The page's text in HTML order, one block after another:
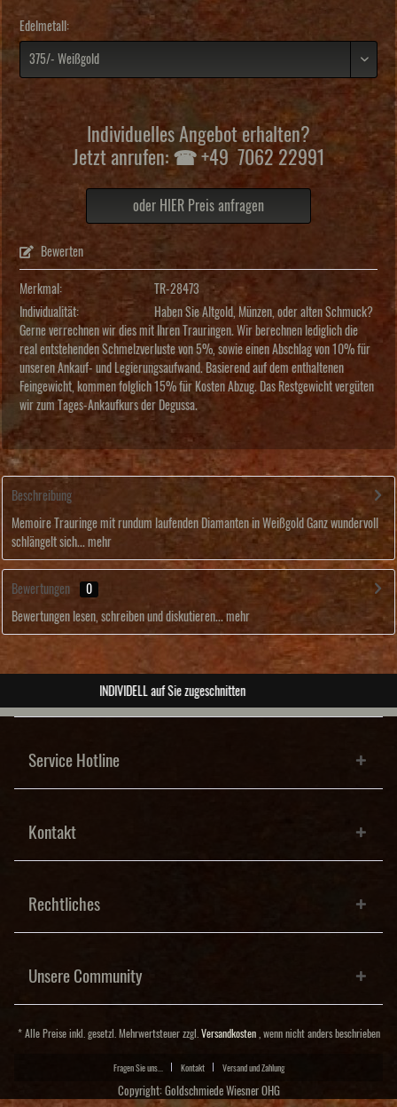
Edelmetall:
Individuelles Angebot erhalten?
Jetzt anrufen: ☎ +49 7062 22991
oder HIER Preis anfragen
Bewerten
Merkmal:
TR-28473
Individualität:
Haben Sie Altgold, Münzen, oder alten Schmuck?
Gerne verrechnen wir dies mit Ihren Trauringen. Wir berechnen lediglich die
real entstehenden Schmelzverluste von 5%, sowie einen Abschlag von 10% für
unseren Ankauf- und Legierungsaufwand. Basierend auf dem enthaltenen
Feingewicht, kommen folglich 15% für Kosten Abzug. Das Restgewicht vergüten
wir zum Tages-Ankaufkurs der Degussa.
Beschreibung
Memoire Trauringe mit rundum laufenden Diamanten in Weißgold Ganz wundervoll
schlängelt sich... mehr
Bewertungen 0
Bewertungen lesen, schreiben und diskutieren... mehr
ABSOLUTE Unikate
Service Hotline
Kontakt
Rechtliches
Unsere Community
* Alle Preise inkl. gesetzl. Mehrwertsteuer zzgl. Versandkosten, wenn nicht anders beschrieben
Fragen Sie uns... Kontakt Versand und Zahlung
Copyright: Goldschmiede Wiesner OHG